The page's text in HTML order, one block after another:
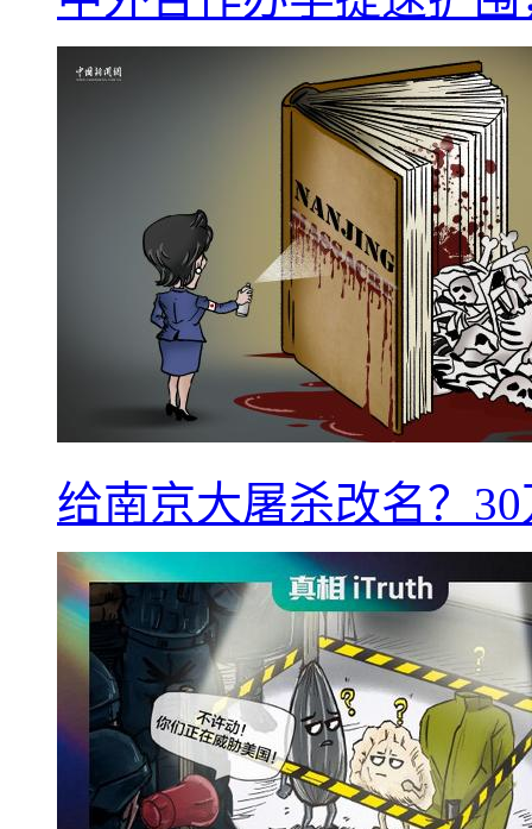
给南京大屠杀改名？